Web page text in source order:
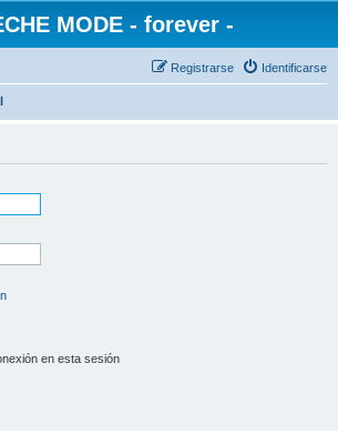
MODE - forever -
Identificarse
Registrarse
en esta sesión